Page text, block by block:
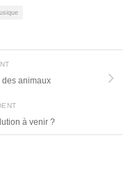
des animaux
à venir ?